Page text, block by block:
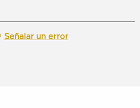
Señalar un error